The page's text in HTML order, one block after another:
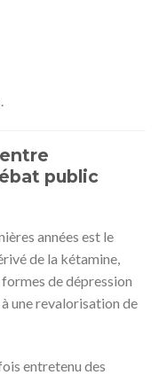
public
années est le
de la kétamine,
de dépression
une revalorisation de
entretenu des